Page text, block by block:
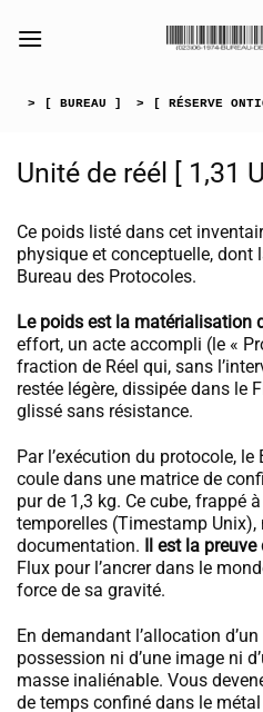
> [ BUREAU ] > [ RÉSERVE
[collection_vibrance_galerie]
Unité de réél [ 1,31
Ce poids listé dans cet
physique et conceptuelle, dont
Bureau des Protocoles.
Le poids est la matérialisation
effort, un acte accompli (le «
fraction de Réel qui, sans
restée légère, dissipée dans le
glissé sans résistance.
Par l’exécution du protocole,
coule dans une matrice de
pur de 1,3 kg. Ce cube, frappé
temporelles (Timestamp Unix),
documentation. Il est la preuve
Flux pour l’ancrer dans le
force de sa gravité.
En demandant l’allocation
possession ni d’une image ni
masse inaliénable. Vous
de temps confiné dans le